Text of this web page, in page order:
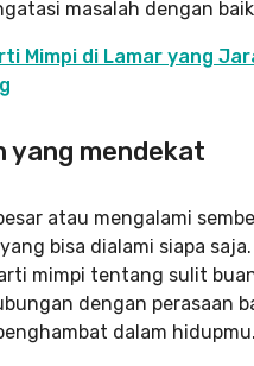
masalah dengan
Mimpi di Lamar yang
yang mendekat
atau mengalami
bisa dialami siapa saja.
mimpi tentang sulit
dengan perasaan
dalam hidupmu.